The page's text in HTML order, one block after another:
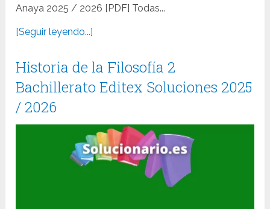
Anaya 2025 / 2026 [PDF] Todas...
[Seguir leyendo...]
Historia de la Filosofía 2
Bachillerato Editex Soluciones 2025
/ 2026